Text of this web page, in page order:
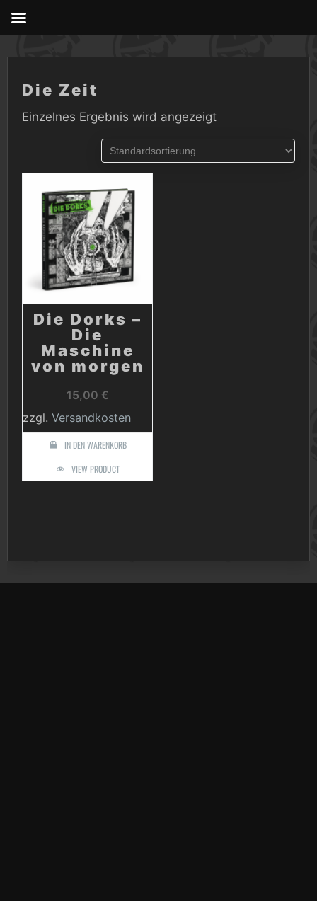
Die Zeit
Einzelnes Ergebnis wird angezeigt
Die Dorks –
Die
Maschine
von morgen
15,00 €
zzgl. Versandkosten
IN DEN WARENKORB
VIEW PRODUCT